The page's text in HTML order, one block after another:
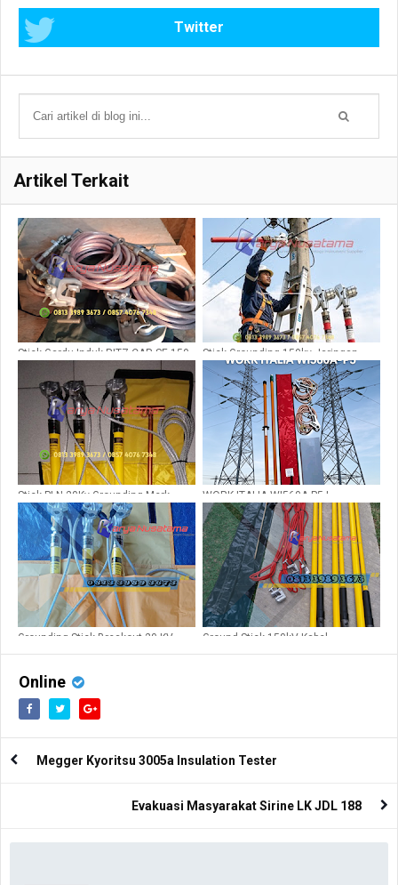
Twitter
Artikel Terkait
Stick Gardu Induk RITZ CAR SE 150
Stick Grounding 150kv Jaringan
Listrik Gardu Induk
Stick PLN 20Kv Grounding Merk
Break Out
WORK ITALIA WI560A-P5 |
Grounding Set 150kV Siap Pakai
Grounding Stick Breakout 20 KV
Ground Stick 150kV Kabel
Online
Megger Kyoritsu 3005a Insulation Tester
Evakuasi Masyarakat Sirine LK JDL 188